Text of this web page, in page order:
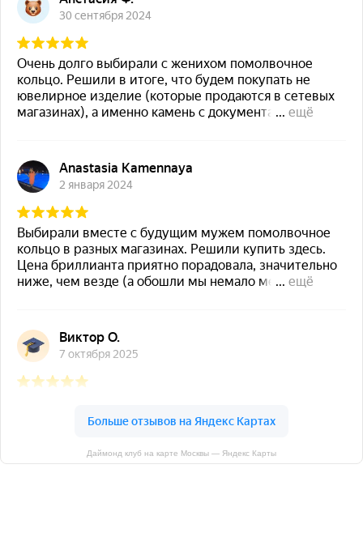
Даймонд клуб на карте Москвы — Яндекс Карты